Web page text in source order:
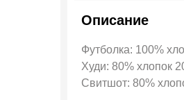
Описание
Футболка: 100%
Худи: 80% хлопок
Свитшот: 80%